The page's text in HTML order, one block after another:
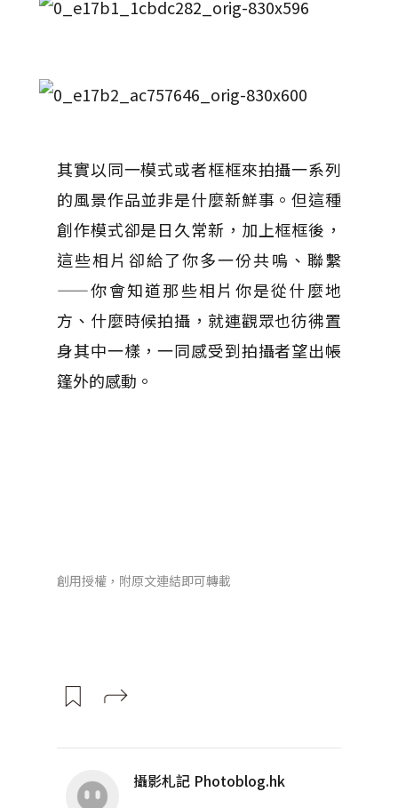
其實以同一模式或者框框來拍攝一系列
的風景作品並非是什麼新鮮事。但這種
創作模式卻是日久常新，加上框框後，
這些相片卻給了你多一份共嗚、聯繫
——你會知道那些相片你是從什麼地
方、什麼時候拍攝，就連觀眾也彷彿置
身其中一樣，一同感受到拍攝者望出帳
篷外的感動。
創用授權，附原文連結即可轉載
攝影札記 Photoblog.hk